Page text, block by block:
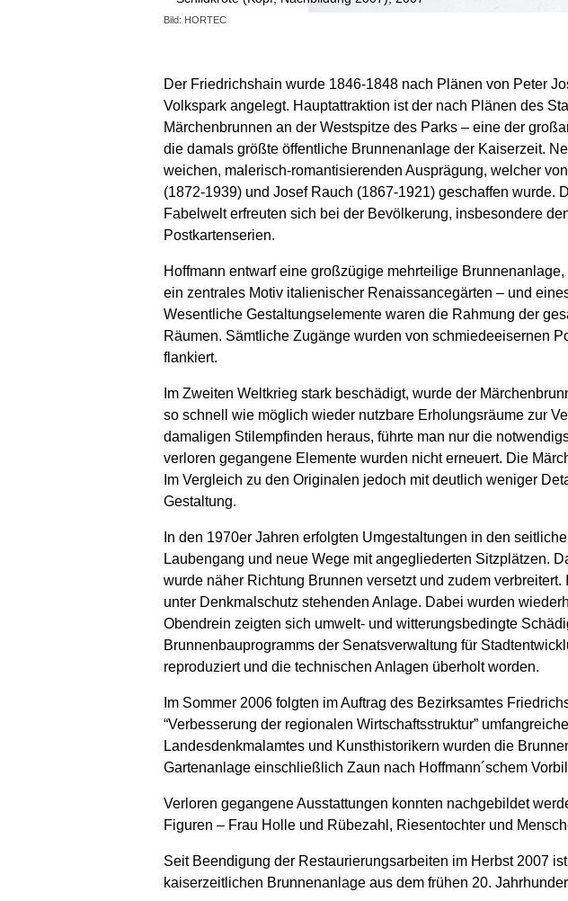
Bild: HORTEC
Der Friedrichshain wurde 1846-1848 nach Plänen von Peter
Volkspark angelegt. Hauptattraktion ist der nach Plänen des
Märchenbrunnen an der Westspitze des Parks – eine der
die damals größte öffentliche Brunnenanlage der Kaiserzeit.
weichen, malerisch-romanti­sierenden Ausprägung, welcher
(1872-1939) und Josef Rauch (1867-1921) geschaffen wurde.
Fabelwelt erfreuten sich bei der Bevölkerung, insbesondere
Postkartenserien.
Hoffmann entwarf eine großzügige mehrteilige
ein zentrales Motiv italienischer Renaissancegärten – und
Wesentliche Gestaltungselemente waren die Rahmung der
Räumen. Sämtliche Zugänge wurden von schmiedeeisernen
flankiert.
Im Zweiten Weltkrieg stark beschädigt, wurde der
so schnell wie möglich wieder nutzbare Erholungsräume zur
damaligen Stilempfinden heraus, führte man nur die
verloren gegangene Elemente wurden nicht erneuert. Die
Im Vergleich zu den Originalen jedoch mit deutlich weniger
Gestaltung.
In den 1970er Jahren erfolgten Umgestaltungen in den
Laubengang und neue Wege mit angegliederten Sitzplätzen.
wurde näher Richtung Brunnen versetzt und zudem
unter Denkmalschutz stehenden Anlage. Dabei wurden
Obendrein zeigten sich umwelt- und witterungsbedingte
Brunnenbauprogramms der Senatsverwaltung für
reproduziert und die technischen Anlagen überholt worden.
Im Sommer 2006 folgten im Auftrag des Bezirksamtes
“Verbesserung der regionalen Wirtschaftsstruktur”
Landesdenkmalamtes und Kunsthistorikern wurden die
Gartenanlage einschließlich Zaun nach Hoffmann´schem
Verloren gegangene Ausstattungen konnten nachgebildet
Figuren – Frau Holle und Rübezahl, Riesentochter und
Seit Beendigung der Restaurierungsarbeiten im Herbst 2007
kaiserzeitlichen Brunnenanlage aus dem frühen 20.